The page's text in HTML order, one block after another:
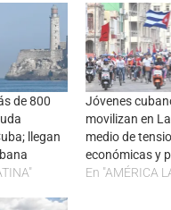
de 800
llegan
Jóvenes
movilizan en
medio de
económicas y
En "AMÉRICA